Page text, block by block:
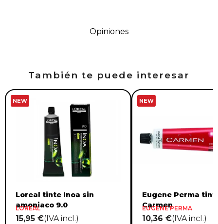
Opiniones
También te puede interesar
NEW
Loreal tinte Inoa sin
amoniaco 9.0
LOREAL
15,95 €(IVA incl.)
NEW
Eugene Perma
Carmen
EUGENE PERMA
10,36 €(IVA incl.)